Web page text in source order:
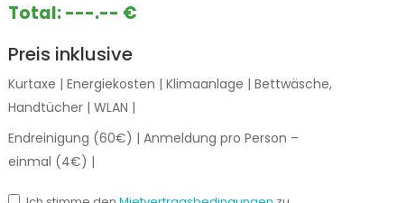
Total:---.-- €
Preis inklusive
Kurtaxe | Energiekosten | Klimaanlage | Bettwäsche,
Handtücher | WLAN |
Endreinigung (60€) | Anmeldung pro Person –
einmal (4€) |